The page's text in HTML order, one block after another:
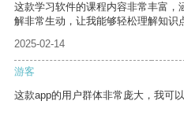
这款学习软件的课程内容非常丰富，
解非常生动，让我能够轻松理解知识
2025-02-14
游客
这款app的用户群体非常庞大，我可